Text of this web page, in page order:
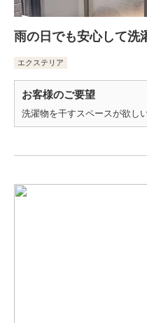
雨の日でも安心して洗
エクステリア
お客様のご要望
洗濯物を干すスペースが欲しい